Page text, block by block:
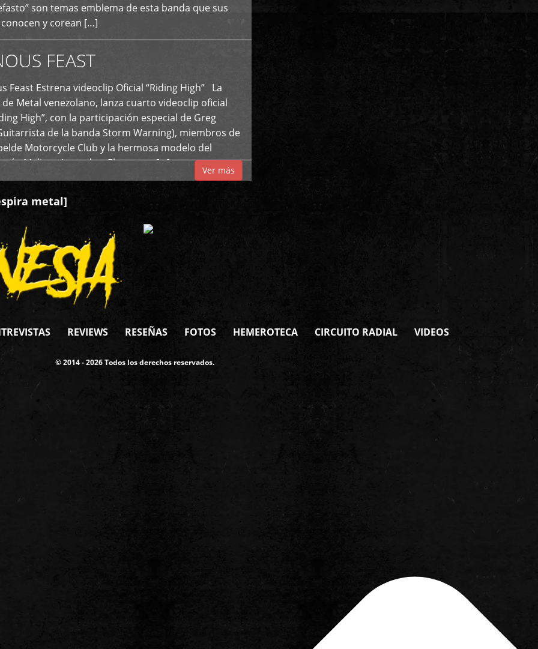
son temas emblema de esta banda que sus
y corean […]
FEAST
Feast Estrena videoclip Oficial “Riding High” La
Metal venezolano, lanza cuarto videoclip oficial
High”, con la participación especial de Greg
de la banda Storm Warning), miembros de
Motorcycle Club y la hermosa modelo del
Melissa Acevedo. El potente […]
Ver más
metal]
REVIEWS RESEÑAS FOTOS HEMEROTECA CIRCUITO RADIAL VIDEOS
© 2014 - 2026 Todos los derechos reservados.